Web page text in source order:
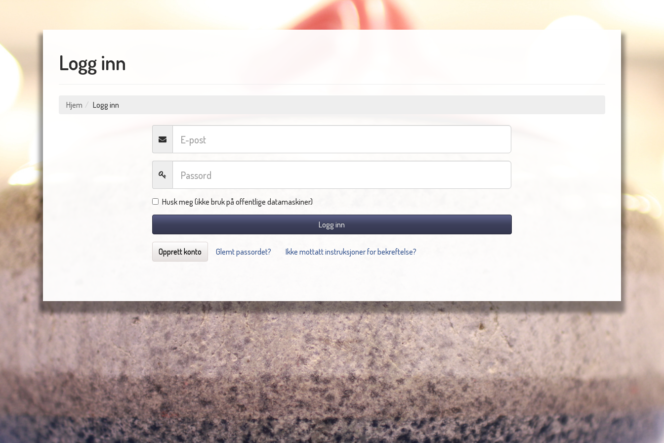
Logg inn
Hjem Logg inn
Husk meg (ikke bruk på offentlige datamaskiner)
Logg inn
Opprett konto Glemt passordet? Ikke mottatt instruksjoner for bekreftelse?